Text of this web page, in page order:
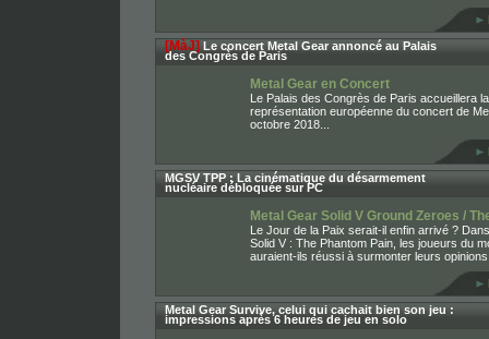
[MàJ] Le concert Metal Gear annoncé au Palais
des Congrès de Paris
Metal Gear en Concert
Le Palais des Congrès de Paris accueillera
représentation européenne du concert de
octobre 2018...
MGSV TPP : La cinématique du désarmement
nucléaire débloquée sur PC
Metal Gear Solid V Ground Zeroes /
Le Jour de la Paix serait-il enfin arrivé ?
Solid V : The Phantom Pain, les joueurs du
auraient-ils réussi à surmonter leurs
Metal Gear Survive, celui qui cachait bien son jeu :
impressions après 6 heures de jeu en solo